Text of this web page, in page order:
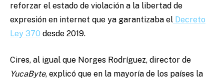
reforzar el estado de violación a la libertad de
expresión en internet que ya garantizaba el Decreto
Ley 370 desde 2019.
Cires, al igual que Norges Rodríguez, director de
YucaByte, explicó que en la mayoría de los países la